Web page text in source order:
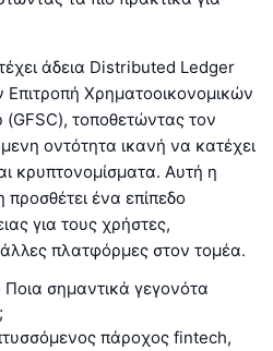
άδεια Distributed Ledger
Χρηματοοικονομικών
τοποθετώντας τον
οντότητα ικανή να κατέχει
κρυπτονομίσματα. Αυτή η
ένα επίπεδο
για τους χρήστες,
πλατφόρμες στον τομέα.
Ποια σημαντικά γεγονότα
πάροχος fintech,